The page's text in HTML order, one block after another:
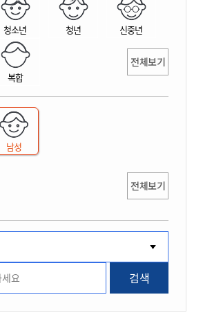
청소년 청년 신중년
복합
전체보기
남성
전체보기
검색